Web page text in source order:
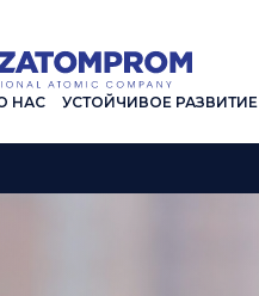
НАС УСТОЙЧИВОЕ РАЗВИТИЕ